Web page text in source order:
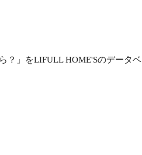
」をLIFULL HOME'Sのデータ